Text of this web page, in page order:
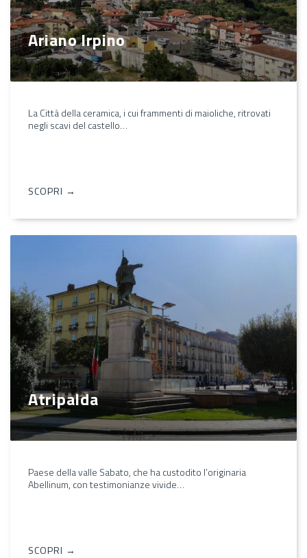
Ariano Irpino
La Città della ceramica, i cui frammenti di maioliche, ritrovati
negli scavi del castello…
SCOPRI →
Atripalda
Paese della valle Sabato, che ha custodito l’originaria
Abellinum, con testimonianze vivide…
SCOPRI →